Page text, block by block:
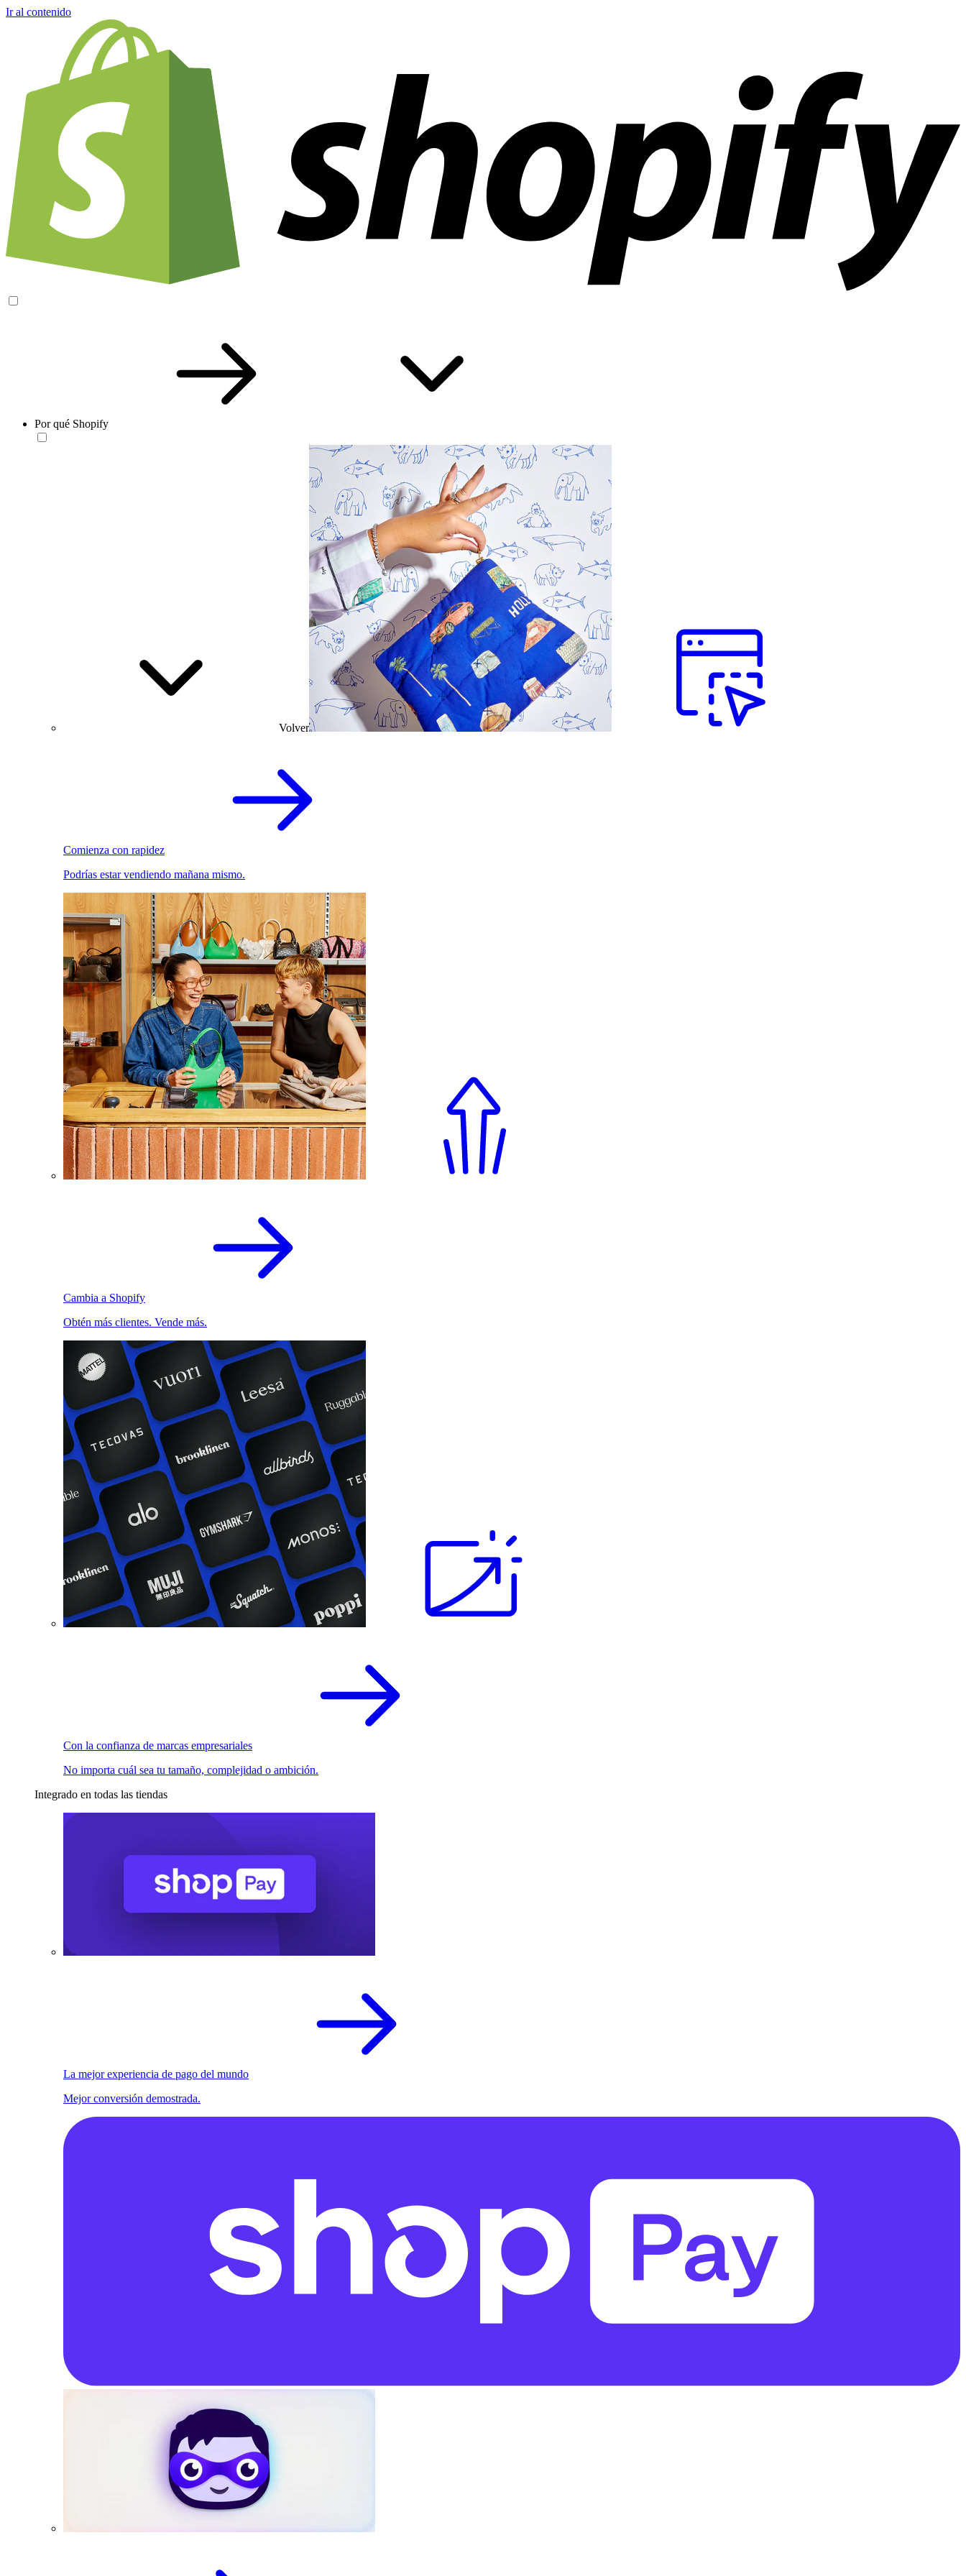
Ir al contenido
Por qué Shopify
Volver
Comienza con rapidez
Podrías estar vendiendo mañana mismo.
Cambia a Shopify
Obtén más clientes. Vende más.
Con la confianza de marcas empresariales
No importa cuál sea tu tamaño, complejidad o ambición.
Integrado en todas las tiendas
La mejor experiencia de pago del mundo
Mejor conversión demostrada.